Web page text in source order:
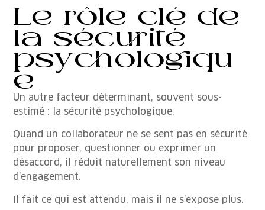
Le rôle clé de
la sécurité
psychologiqu
e
Un autre facteur déterminant, souvent sous-
estimé : la sécurité psychologique.
Quand un collaborateur ne se sent pas en sécurité
pour proposer, questionner ou exprimer un
désaccord, il réduit naturellement son niveau
d’engagement.
Il fait ce qui est attendu, mais il ne s’expose plus.